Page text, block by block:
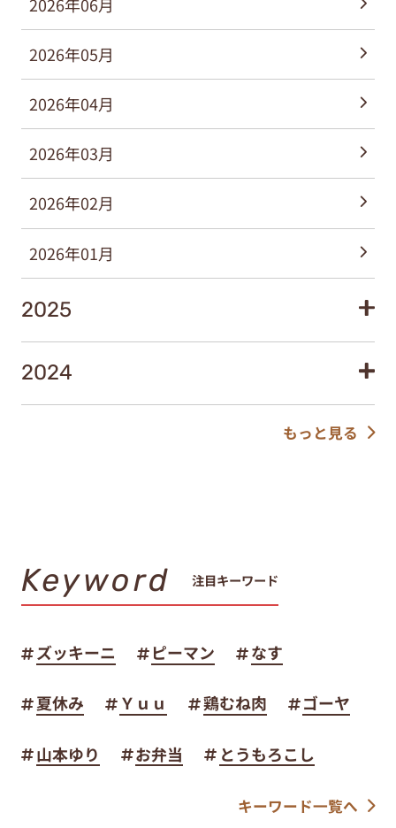
2026年05月
2026年04月
2026年03月
2026年02月
2026年01月
2025
2024
もっと見る
Keyword 注目キーワード
ズッキーニ ピーマン なす
夏休み Ｙｕｕ 鶏むね肉 ゴーヤ
山本ゆり お弁当 とうもろこし
キーワード一覧へ